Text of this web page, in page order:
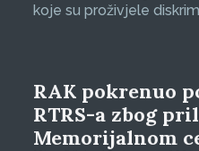
koje su proživjele
RAK pokrenuo
RTRS-a zbog
Memorijalnom